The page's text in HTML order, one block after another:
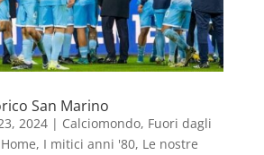
San Marino
2024| Calciomondo, Fuori dagli
Home, I mitici anni '80, Le nostre